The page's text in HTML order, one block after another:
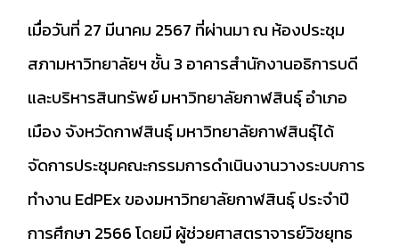
เมื่อวันที่ 27 มีนาคม 2567 ที่ผ่านมา ณ ห้องประชุม
สภามหาวิทยาลัยฯ ชั้น 3 อาคารสำนักงานอธิการบดี
และบริหารสินทรัพย์ มหาวิทยาลัยกาฬสินธุ์ อำเภอ
เมือง จังหวัดกาฬสินธุ์ มหาวิทยาลัยกาฬสินธุ์ได้
จัดการประชุมคณะกรรมการดำเนินงานวางระบบการ
ทำงาน EdPEx ของมหาวิทยาลัยกาฬสินธุ์ ประจำปี
การศึกษา 2566 โดยมี ผู้ช่วยศาสตราจารย์วิชยุทธ